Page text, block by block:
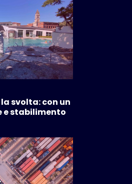
svolta: con un
e stabilimento